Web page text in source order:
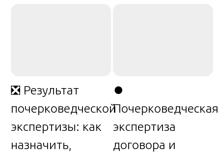
❎ Результат
почерковедческой
экспертизы: как
назначить,
⏺️
Почерковедческая
экспертиза
договора и